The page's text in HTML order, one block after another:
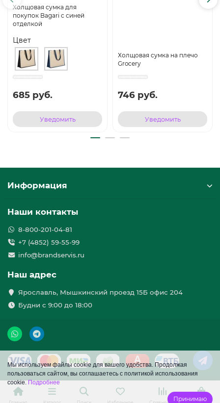
Холщовая сумка для
покупок Bagari с синей
отделкой
Цвет
685 руб.
Уведомить
Холщовая сумка на плечо
Grocery
746 руб.
Уведомить
Мы используем файлы cookie для вашего удобства. Продолжая
пользоваться сайтом, вы соглашаетесь с политикой использования
cookie.Подробнее
Принимаю
Информация
Наши контакты
8-800-201-04-81
+7 (4852) 59-55-99
info@brandservis.ru
Наш адрес
Ярославль, Мышкинский проезд 15Б офис 204
Будни с 9:00 до 18:00